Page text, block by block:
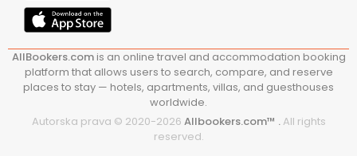
AllBookers.comis an online travel and accommodation booking
platform that allows users to search, compare, and reserve
places to stay — hotels, apartments, villas, and guesthouses
worldwide.
Autorska prava © 2020-2026 Allbookers.com™ .All rights
reserved.